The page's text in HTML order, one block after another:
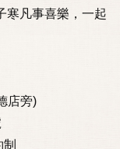
寒凡事喜樂，一起
店旁)